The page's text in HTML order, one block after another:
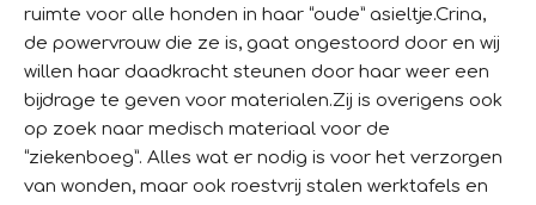
ruimte voor alle honden in haar “oude” asieltje.Crina,
de powervrouw die ze is, gaat ongestoord door en wij
willen haar daadkracht steunen door haar weer een
bijdrage te geven voor materialen.Zij is overigens ook
op zoek naar medisch materiaal voor de
“ziekenboeg”. Alles wat er nodig is voor het verzorgen
van wonden, maar ook roestvrij stalen werktafels en